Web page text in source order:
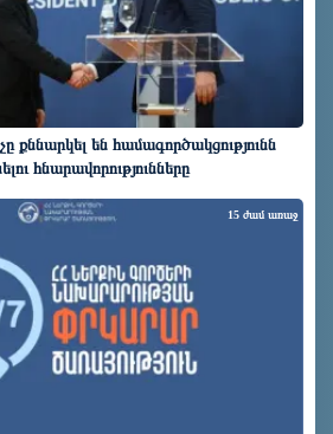
քննարկել են համագործակցությունն
հնարավորությունները
15 ժամ առաջ